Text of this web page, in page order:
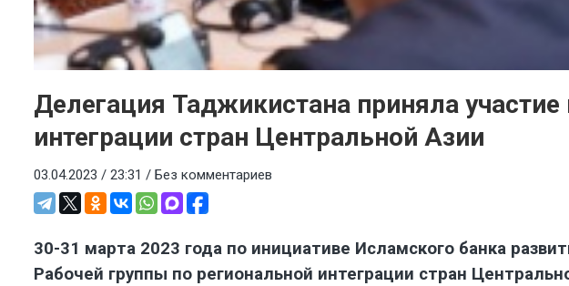
Делегация Таджикистана приняла
интеграции стран Центральной Азии
03.04.2023 / 23:31 / Без комментариев
30-31 марта 2023 года по инициативе Исламского банка
Рабочей группы по региональной интеграции стран